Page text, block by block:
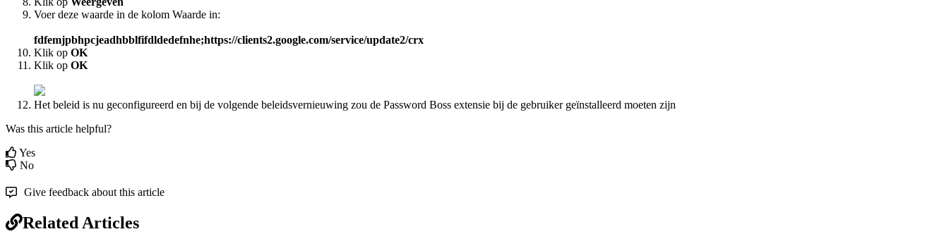
Voer deze waarde in de kolom Waarde in:
fdfemjpbhpcjeadhbblfifdldedefnhe;https://clients2.google.com/service/update2/crx
Klik op OK
Klik op OK
Het beleid is nu geconfigureerd en bij de volgende beleidsvernieuwing zou de Password Boss extensie bij de gebruiker geïnstalleerd moeten zijn
Was this article helpful?
Yes
No
Give feedback about this article
Related Articles